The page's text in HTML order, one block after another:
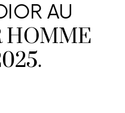
AU
HOMME